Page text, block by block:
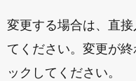
変更する場合は、直
てください。変更が
ックしてください。